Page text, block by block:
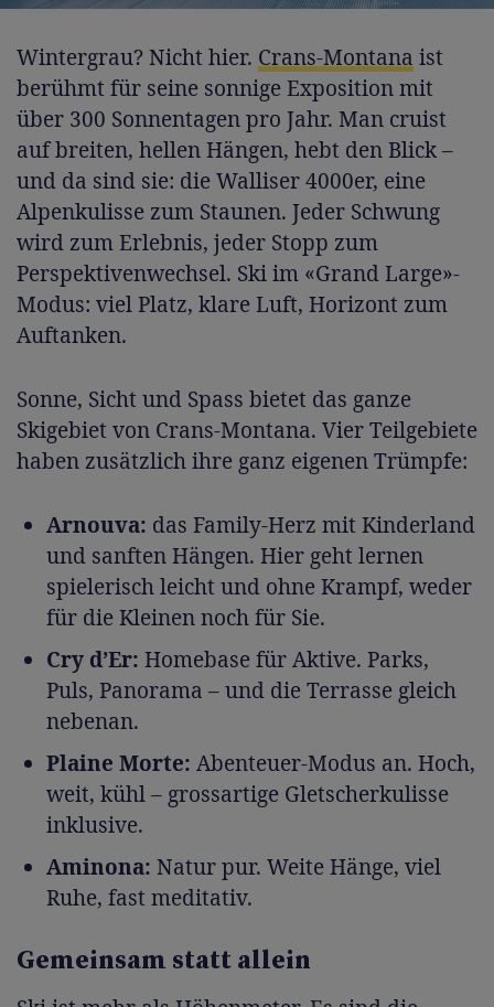
Wintergrau? Nicht hier. Crans-Montana ist
berühmt für seine sonnige Exposition mit
über 300 Sonnentagen pro Jahr. Man cruist
auf breiten, hellen Hängen, hebt den Blick –
und da sind sie: die Walliser 4000er, eine
Alpenkulisse zum Staunen. Jeder Schwung
wird zum Erlebnis, jeder Stopp zum
Perspektivenwechsel. Ski im «Grand Large»-
Modus: viel Platz, klare Luft, Horizont zum
Auftanken.
Sonne, Sicht und Spass bietet das ganze
Skigebiet von Crans-Montana. Vier Teilgebiete
haben zusätzlich ihre ganz eigenen Trümpfe:
Arnouva: das Family-Herz mit Kinderland
und sanften Hängen. Hier geht lernen
spielerisch leicht und ohne Krampf, weder
für die Kleinen noch für Sie.
Cry d’Er: Homebase für Aktive. Parks,
Puls, Panorama – und die Terrasse gleich
nebenan.
Plaine Morte: Abenteuer-Modus an. Hoch,
weit, kühl – grossartige Gletscherkulisse
inklusive.
Aminona: Natur pur. Weite Hänge, viel
Ruhe, fast meditativ.
Gemeinsam statt allein